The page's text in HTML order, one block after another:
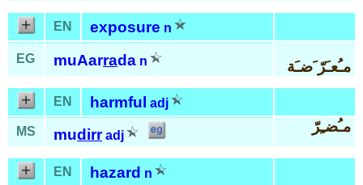
EN exposure n
EG muAarrada n مـُعـَرّ َضـَة
EN harmful adj
MS mudirr adj
مـُضـِرّ
EN hazard n